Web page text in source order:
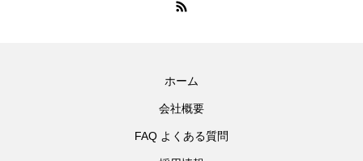
ホーム
会社概要
FAQ よくある質問